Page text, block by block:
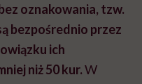
oznakowania, tzw.
bezpośrednio przez
ich
niż 50 kur.W